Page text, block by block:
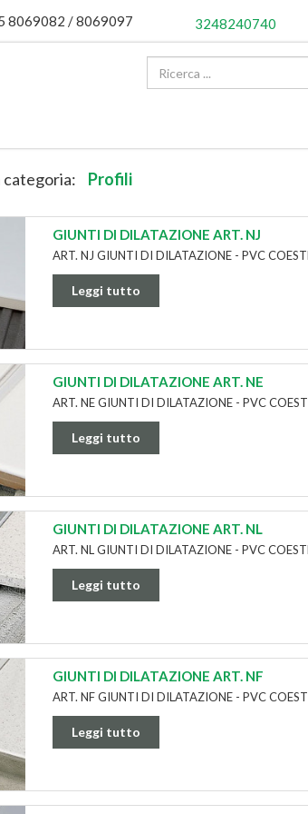
8069082 / 8069097 3248240740
categoria: Profili
GIUNTI DI DILATAZIONE ART. NJ
ART. NJ GIUNTI DI DILATAZIONE - PVC
Leggi tutto
GIUNTI DI DILATAZIONE ART. NE
ART. NE GIUNTI DI DILATAZIONE - PVC
Leggi tutto
GIUNTI DI DILATAZIONE ART. NL
ART. NL GIUNTI DI DILATAZIONE - PVC
Leggi tutto
GIUNTI DI DILATAZIONE ART. NF
ART. NF GIUNTI DI DILATAZIONE - PVC
Leggi tutto